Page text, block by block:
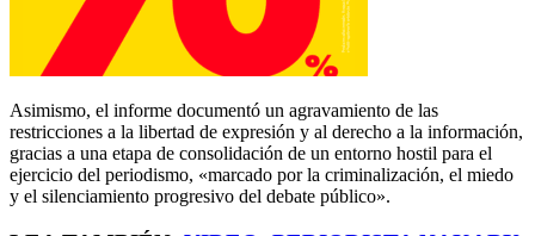
Asimismo, el informe documentó un agravamiento de las
restricciones a la libertad de expresión y al derecho a la información,
gracias a una etapa de consolidación de un entorno hostil para el
ejercicio del periodismo, «marcado por la criminalización, el miedo
y el silenciamiento progresivo del debate público».